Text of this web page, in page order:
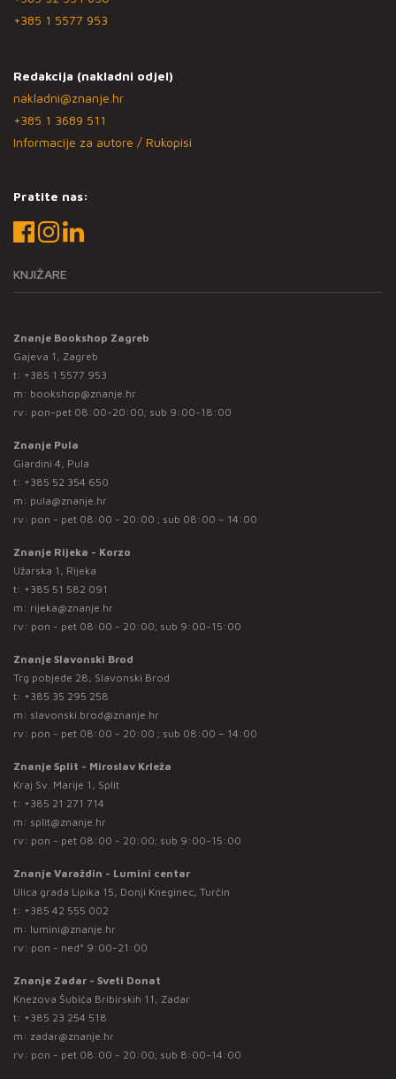
+385 1 5577 953
Redakcija (nakladni odjel)
nakladni@znanje.hr
+385 1 3689 511
Informacije za autore / Rukopisi
Pratite nas:
KNJIŽARE
Znanje Bookshop Zagreb
Gajeva 1, Zagreb
t: +385 1 5577 953
m: bookshop@znanje.hr
rv: pon-pet 08:00-20:00; sub 9:00-18:00
Znanje Pula
Giardini 4, Pula
t: +385 52 354 650
m: pula@znanje.hr
rv: pon - pet 08:00 - 20:00 ; sub 08:00 – 14:00
Znanje Rijeka - Korzo
Užarska 1, Rijeka
t: +385 51 582 091
m: rijeka@znanje.hr
rv: pon - pet 08:00 - 20:00; sub 9:00-15:00
Znanje Slavonski Brod
Trg pobjede 28, Slavonski Brod
t: +385 35 295 258
m: slavonski.brod@znanje.hr
rv: pon - pet 08:00 - 20:00 ; sub 08:00 – 14:00
Znanje Split - Miroslav Krleža
Kraj Sv. Marije 1, Split
t: +385 21 271 714
m: split@znanje.hr
rv: pon - pet 08:00 - 20:00; sub 9:00-15:00
Znanje Varaždin - Lumini centar
Ulica grada Lipika 15, Donji Kneginec, Turčin
t: +385 42 555 002
m: lumini@znanje.hr
rv: pon - ned* 9:00-21:00
Znanje Zadar - Sveti Donat
Knezova Šubića Bribirskih 11, Zadar
t: +385 23 254 518
m: zadar@znanje.hr
rv: pon - pet 08:00 - 20:00; sub 8:00-14:00